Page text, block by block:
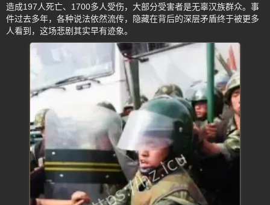
造成197人死亡、1700多人受伤，大部分受害者是无辜汉族群众。事
件过去多年，各种说法依然流传，隐藏在背后的深层矛盾终于被更多
人看到，这场悲剧其实早有迹象。